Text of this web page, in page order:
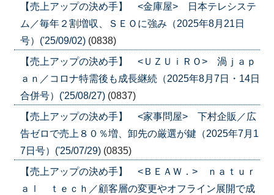
【売上アップの決め手】 <金庫屋> 日本テレシステ
ム／毎年２割増収、ＳＥＯに強み（2025年8月21日
号）('25/09/02) (0838)
【売上アップの決め手】 <ＵＺＵｉＲＯ> 渦ｊａｐ
ａｎ／コロナ特需後も成長継続（2025年8月7日・14日
合併号）('25/08/27) (0837)
【売上アップの決め手】 <家事問屋> 下村企販／広
告ゼロで売上８０％増、卸先の厳選が鍵（2025年7月1
7日号）('25/07/29) (0835)
【売上アップの決め手】 <ＢＥＡＷ．> ｎａｔｕｒ
ａｌ ｔｅｃｈ／顧客層の変更やオフライン展開で成